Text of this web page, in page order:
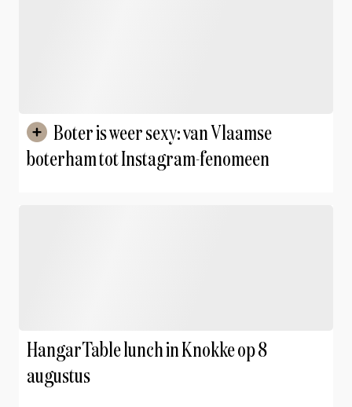
boterham tot Instagram-fenomeen
HangarTable lunch in Knokke op 8
augustus